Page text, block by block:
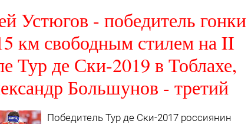
Устюгов - победитель гонки
км свободным стилем на II
Тур де Ски-2019 в Тоблахе,
Большунов - третий
Победитель Тур де Ски-2017 россиянин